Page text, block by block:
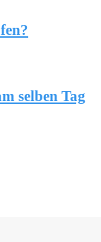
selben Tag